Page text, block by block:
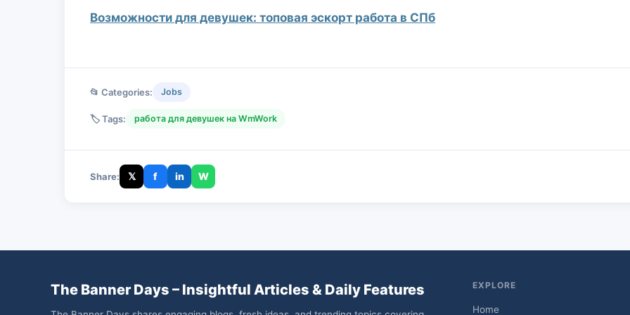
Возможности для девушек: топовая эскорт работа в СПб
📂 Categories: Jobs
🏷️ Tags: работа для девушек на WmWork
Share: 𝕏 f in W
The Banner Days – Insightful Articles & Daily Features EXPLORE
Home